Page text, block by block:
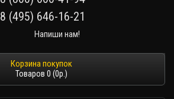
8 (495) 646-16-21
Напиши нам!
Товаров 0 (0р.)